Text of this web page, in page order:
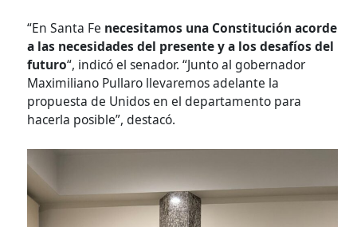
“En Santa Fe necesitamos una Constitución acorde
a las necesidades del presente y a los desafíos del
futuro“, indicó el senador. “Junto al gobernador
Maximiliano Pullaro llevaremos adelante la
propuesta de Unidos en el departamento para
hacerla posible”, destacó.